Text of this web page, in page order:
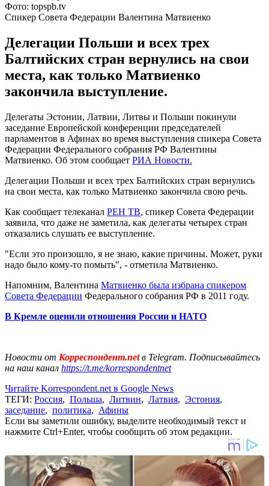
Фото: topspb.tv
Спикер Совета Федерации Валентина Матвиенко
Делегации Польши и всех трех
Балтийских стран вернулись на свои
места, как только Матвиенко
закончила выступление.
Делегаты Эстонии, Латвии, Литвы и Польши покинули
заседание Европейской конференции председателей
парламентов в Афинах во время выступления спикера Совета
Федерации Федерального собрания РФ Валентины
Матвиенко. Об этом сообщает РИА Новости.
Делегации Польши и всех трех Балтийских стран вернулись
на свои места, как только Матвиенко закончила свою речь.
Как сообщает телеканал РЕН ТВ, спикер Совета Федерации
заявила, что даже не заметила, как делегаты четырех стран
отказались слушать ее выступление.
"Если это произошло, я не знаю, какие причины. Может, руки
надо было кому-то помыть", - отметила Матвиенко.
Напомним, Валентина Матвиенко была избрана спикером
Совета Федерации Федерального собрания РФ в 2011 году.
В Кремле оценили отношения России и НАТО
Новости от Корреспондент.netв Telegram. Подписывайтесь
на наш канал https://t.me/korrespondentnet
Читайте Korrespondent.net в Google News
ТЕГИ: Россия, Польша, Литвин, Латвия, Эстония,
заседание, политика, Афины
Если вы заметили ошибку, выделите необходимый текст и
нажмите Ctrl+Enter, чтобы сообщить об этом редакции.